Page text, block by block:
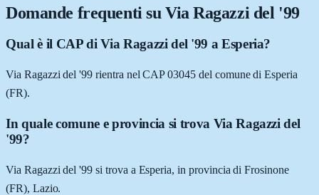
Domande frequenti su Via Ragazzi del '99
Qual è il CAP di Via Ragazzi del '99 a Esperia?
Via Ragazzi del '99 rientra nel CAP 03045 del comune di Esperia
(FR).
In quale comune e provincia si trova Via Ragazzi del
'99?
Via Ragazzi del '99 si trova a Esperia, in provincia di Frosinone
(FR), Lazio.